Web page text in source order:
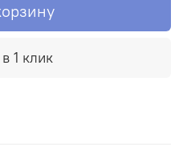
1 клик